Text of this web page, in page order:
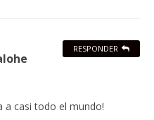
a casi todo el mundo!
RESPONDER